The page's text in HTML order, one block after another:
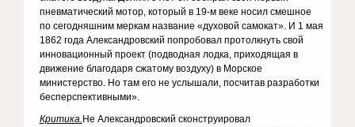
пневматический мотор, который в 19-м веке носил смешное
по сегодняшним меркам название «духовой самокат». И 1 мая
1862 года Александровский попробовал протолкнуть свой
инновационный проект (подводная лодка, приходящая в
движение благодаря сжатому воздуху) в Морское
министерство. Но там его не услышали, посчитав разработки
бесперспективными».
Критика. Не Александровский сконструировал